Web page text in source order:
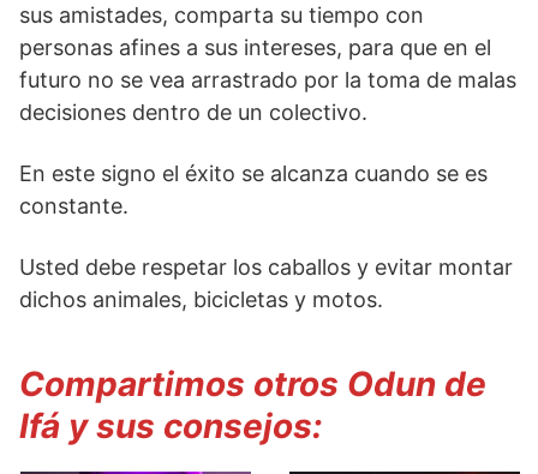
sus amistades, comparta su tiempo con
personas afines a sus intereses, para que en el
futuro no se vea arrastrado por la toma de malas
decisiones dentro de un colectivo.
En este signo el éxito se alcanza cuando se es
constante.
Usted debe respetar los caballos y evitar montar
dichos animales, bicicletas y motos.
Compartimos otros Odun de
Ifá y sus consejos: